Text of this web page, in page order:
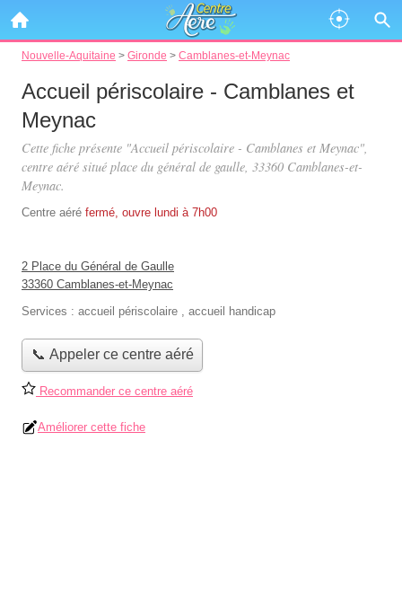
Nouvelle-Aquitaine > Gironde > Camblanes-et-Meynac
Accueil périscolaire - Camblanes et
Meynac
Cette fiche présente "Accueil périscolaire - Camblanes et Meynac",
centre aéré situé place du général de gaulle, 33360 Camblanes-et-
Meynac.
Centre aéré fermé, ouvre lundi à 7h00
2 Place du Général de Gaulle
33360 Camblanes-et-Meynac
Services : accueil périscolaire , accueil handicap
📞 Appeler ce centre aéré
Recommander ce centre aéré
Améliorer cette fiche